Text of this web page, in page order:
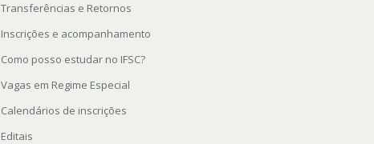
Transferências e Retornos
Inscrições e acompanhamento
Como posso estudar no IFSC?
Vagas em Regime Especial
Calendários de inscrições
Editais